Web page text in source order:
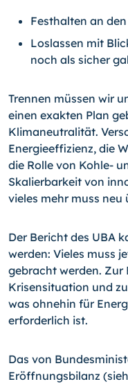
Festhalten an
Loslassen mit
noch als sicher
Trennen müssen wir
einen exakten Plan
Klimaneutralität.
Energieeffizienz, die
die Rolle von Kohle-
Skalierbarkeit von
vieles mehr muss neu
Der Bericht des UBA
werden: Vieles muss
gebracht werden. Zur
Krisensituation und
was ohnehin für
erforderlich ist.
Das von
Eröffnungsbilanz